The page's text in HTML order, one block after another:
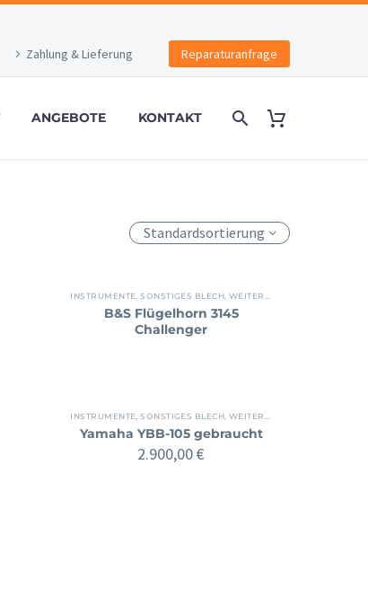
Zahlung & Lieferung Reparaturanfrage
ANGEBOTE KONTAKT
Standardsortierung
INSTRUMENTE ,SONSTIGES BLECH WEITERE INSTRUMENTE
B&S Flügelhorn 3145
Challenger
INSTRUMENTE ,SONSTIGES BLECH WEITERE INSTRUMENTE
Yamaha YBB-105 gebraucht
2.900,00€